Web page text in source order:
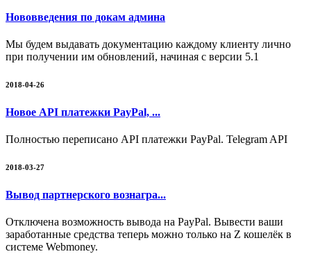
Нововведения по докам админа
Мы будем выдавать документацию каждому клиенту лично
при получении им обновлений, начиная с версии 5.1
2018-04-26
Новое API платежки PayPal, ...
Полностью переписано API платежки PayPal. Telegram API
2018-03-27
Вывод партнерского вознагра...
Отключена возможность вывода на PayPal. Вывести ваши
заработанные средства теперь можно только на Z кошелёк в
системе Webmoney.